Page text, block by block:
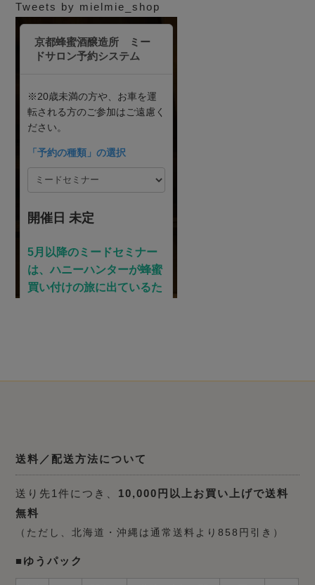
Tweets by mielmie_shop
送料／配送方法について
送り先1件につき、 10,000円以上お買い上げで送料
無料
（ただし、北海道・沖縄は通常送料より858円引き）
■ゆうパック